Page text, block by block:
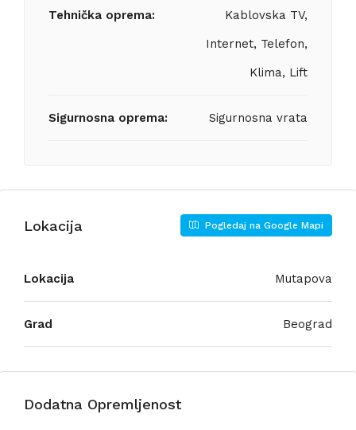
Tehnička oprema:
Kablovska TV,
Internet, Telefon,
Klima, Lift
Sigurnosna oprema: Sigurnosna vrata
Lokacija Pogledaj na Google Mapi
Lokacija Mutapova
Grad Beograd
Dodatna Opremljenost